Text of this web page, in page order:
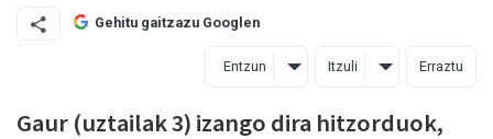
Gehitu gaitzazu Googlen
Entzun Itzuli Erraztu
Gaur (uztailak 3) izango dira hitzorduok,